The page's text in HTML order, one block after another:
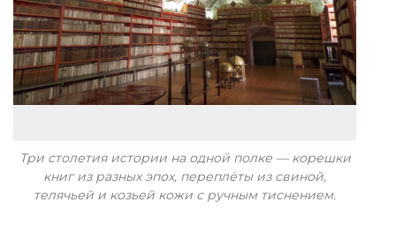
Три столетия истории на одной полке — корешки
книг из разных эпох, переплёты из свиной,
телячьей и козьей кожи с ручным тиснением.